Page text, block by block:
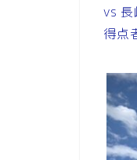
vs
得点